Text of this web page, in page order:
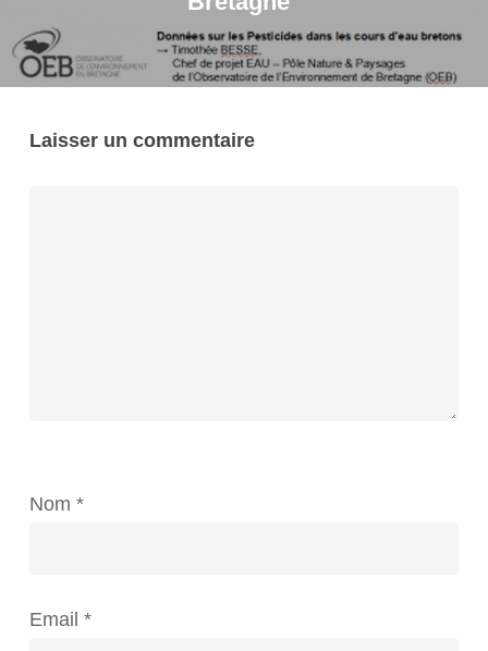
Laisser un commentaire
Nom *
Email *